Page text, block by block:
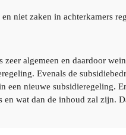
niet zaken in achterkamers
algemeen en daardoor
Evenals de
nieuwe subsidieregeling.
wat dan de inhoud zal zijn.